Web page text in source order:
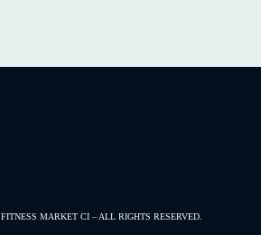
FITNESS MARKET CI – ALL RIGHTS RESERVED.